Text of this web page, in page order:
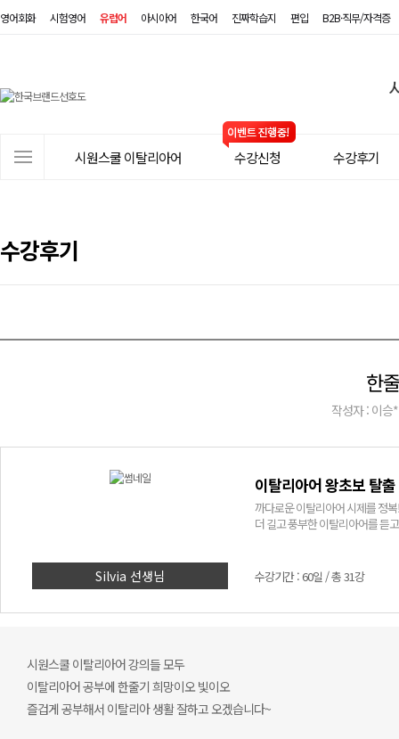
영어회화 시험영어 유럽어 아시아어 한국어 진짜학습지 편입 B2B·직무/자격증
원
쿨
뉴
시원스쿨 이탈리아어 수강신청 수강후기
수강후기
한
작성자 : 이승*
Silvia 선생님
이탈리아어 왕초보 탈
까다로운 이탈리아어 시제를 정
더 길고 풍부한 이탈리아어를 듣
수강기간 : 60일 / 총 31강
시원스쿨 이탈리아어 강의들 모두
이탈리아어 공부에 한줄기 희망이오 빛이오
즐겁게 공부해서 이탈리아 생활 잘하고 오겠습니다~